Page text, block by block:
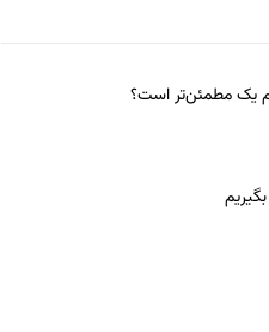
یک مطمئن‌تر است؟‌